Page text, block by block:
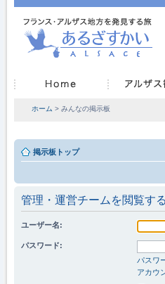
ホーム > みんなの掲示板
掲示板トップ
管理・運営チームを閲覧す
ユーザー名:
パスワード:
パスワ
アカウ